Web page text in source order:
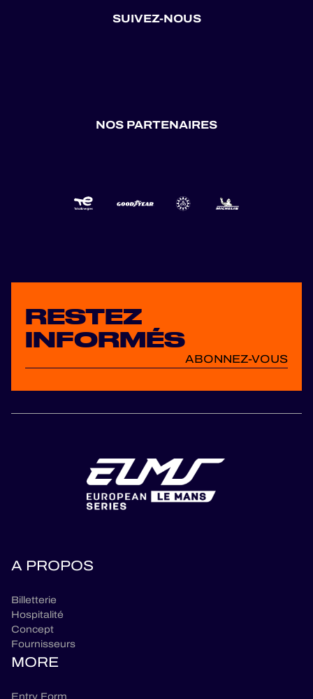
SUIVEZ-NOUS
NOS PARTENAIRES
RESTEZ
INFORMÉS
ABONNEZ-VOUS
A PROPOS
Billetterie
Hospitalité
Concept
Fournisseurs
MORE